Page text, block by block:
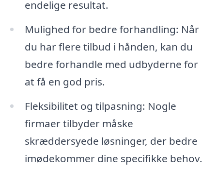
endelige resultat.
Mulighed for bedre forhandling: Når
du har flere tilbud i hånden, kan du
bedre forhandle med udbyderne for
at få en god pris.
Fleksibilitet og tilpasning: Nogle
firmaer tilbyder måske
skræddersyede løsninger, der bedre
imødekommer dine specifikke behov.